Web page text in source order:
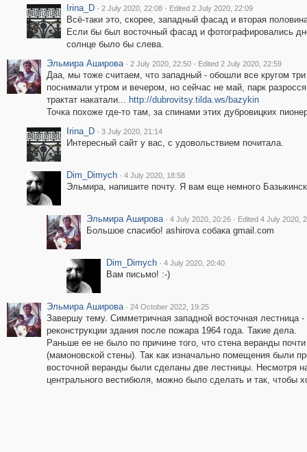
Irina_D · 2 July 2020, 22:08 · Edited 2 July 2020, 22:09
Всё-таки это, скорее, западный фасад и вторая
Если бы был восточный фасад и фотографировались
солнце было бы слева.
Эльмира Аширова · 2 July 2020, 22:50 · Edited 2 July 2020, 22:59
Даа, мы тоже считаем, что западный - обошли все кругом три
поснимали утром и вечером, но сейчас не май, парк
трактат накатали... http://dubrovitsy.tilda.ws/bazykin
Точка похоже где-то там, за спинами этих дубровицких
Irina_D · 3 July 2020, 21:14
Интересный сайт у вас, с удовольствием почитала.
Dim_Dimych · 4 July 2020, 18:58
Эльмира, напишите почту. Я вам еще немного
Эльмира Аширова · 4 July 2020, 20:26 · Edited 4 July 2020,
Большое спасибо! ashirova собака gmail.сom
Dim_Dimych · 4 July 2020, 20:40
Вам письмо! :-)
Эльмира Аширова · 24 October 2022, 19:25
Завершу тему. Симметричная западной восточная лестница
реконструкции здания после пожара 1964 года. Такие дела.
Раньше ее не было по причине того, что стена веранды
(мамоновской стены). Так как изначально помещения были
восточной веранды были сделаны две лестницы. Несмотря
центрального вестибюля, можно было сделать и так, чтобы